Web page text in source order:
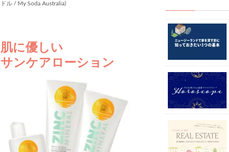
ドル / My Soda Australia)
肌に優しい
サンケアローション